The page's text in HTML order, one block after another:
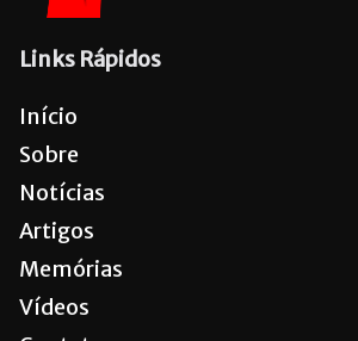
Links Rápidos
Início
Sobre
Notícias
Artigos
Memórias
Vídeos